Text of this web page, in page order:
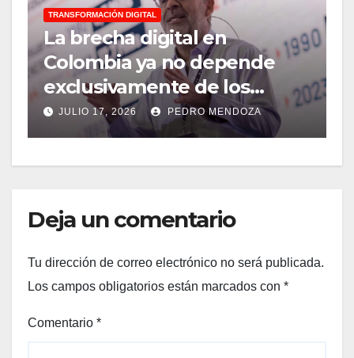
TRANSFORMACIÓN DIGITAL
La brecha digital en
Colombia ya no depende
exclusivamente de los
cables de fibra óptica
JULIO 17, 2026 PEDRO MENDOZA
Deja un comentario
Tu dirección de correo electrónico no será publicada.
Los campos obligatorios están marcados con *
Comentario *